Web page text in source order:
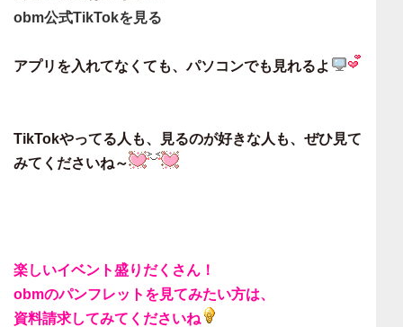
obm公式TikTokを見る
アプリを入れてなくても、パソコンでも見れるよ
TikTokやってる人も、見るのが好きな人も、ぜひ見て
みてくださいね～
楽しいイベント盛りだくさん！
obmのパンフレットを見てみたい方は、
資料請求してみてくださいね